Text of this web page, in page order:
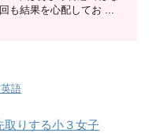
も結果を心配してお ...
語
取りする小３女子